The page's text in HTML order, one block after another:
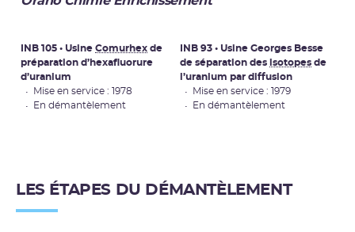
INB 105 • Usine Comurhex de
préparation d’hexafluorure
d’uranium
• Mise en service : 1978
• En démantèlement
INB 93 • Usine Georges Besse
de séparation des isotopes de
l’uranium par diffusion
• Mise en service : 1979
• En démantèlement
LES ÉTAPES DU DÉMANTÈLEMENT